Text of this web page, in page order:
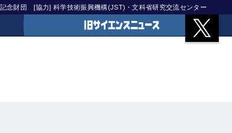
念財団 [協力] 科学技術振興機構(JST)・文科省研究交流センター
旧サイエンスニュース